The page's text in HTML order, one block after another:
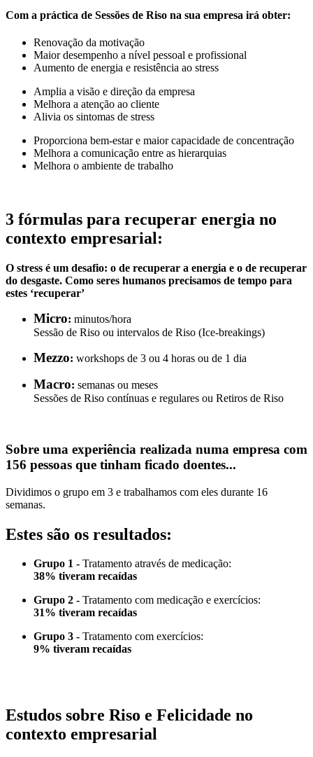
Com a práctica de Sessões de Riso na sua empresa irá obter:
Renovação da motivação
Maior desempenho a nível pessoal e profissional
Aumento de energia e resistência ao stress
Amplia a visão e direção da empresa
Melhora a atenção ao cliente
Alivia os sintomas de stress
Proporciona bem-estar e maior capacidade de concentração
Melhora a comunicação entre as hierarquias
Melhora o ambiente de trabalho
3 fórmulas para recuperar energia no
contexto empresarial:
O stress é um desafio: o de recuperar a energia e o de recuperar
do desgaste. Como seres humanos precisamos de tempo para
estes ‘recuperar’
Micro: minutos/hora
Sessão de Riso ou intervalos de Riso (Ice-breakings)
Mezzo: workshops de 3 ou 4 horas ou de 1 dia
Macro: semanas ou meses
Sessões de Riso contínuas e regulares ou Retiros de Riso
Sobre uma experiência realizada numa empresa com
156 pessoas que tinham ficado doentes...
Dividimos o grupo em 3 e trabalhamos com eles durante 16
semanas.
Estes são os resultados:
Grupo 1 - Tratamento através de medicação:
38% tiveram recaídas
Grupo 2 - Tratamento com medicação e exercícios:
31% tiveram recaídas
Grupo 3 - Tratamento com exercícios:
9% tiveram recaídas
Estudos sobre Riso e Felicidade no
contexto empresarial